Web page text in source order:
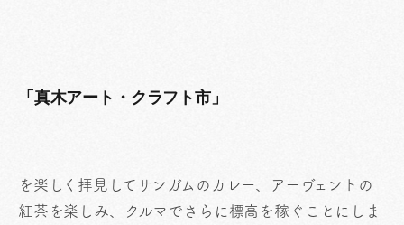
「真木アート・クラフト市」
を楽しく拝見してサンガムのカレー、アーヴェントの
紅茶を楽しみ、クルマでさらに標高を稼ぐことにしま